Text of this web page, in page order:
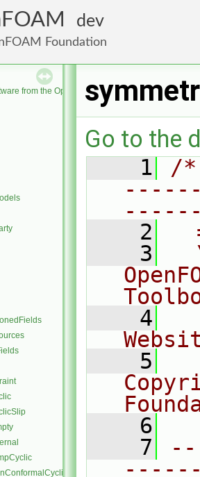
dev
Foundation
from the OpenFOAM Foundation
Go to the
    1
/
    2
    3
    4
    5
    6
    7